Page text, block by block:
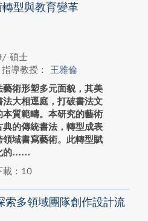
型與教育變革
碩士
指導教授： 王雅倫
藝術形塑多元面貌，其美
大相逕庭，打破書法文
質範疇。本研究的藝術
的傳統書法，轉型成表
域書寫藝術。此轉型賦
的...
載：10
索多領域團隊創作設計流